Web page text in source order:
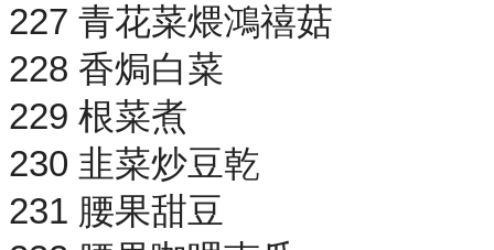
227 青花菜煨鴻禧菇
228 香焗白菜
229 根菜煮
230 韭菜炒豆乾
231 腰果甜豆